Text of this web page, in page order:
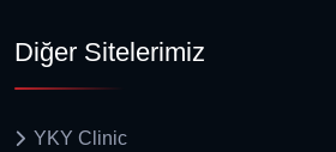
Diğer Sitelerimiz
YKY Clinic